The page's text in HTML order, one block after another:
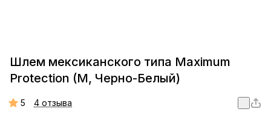
Шлем мексиканского типа Maximum
Protection (M, Черно-Белый)
5 4 отзыва